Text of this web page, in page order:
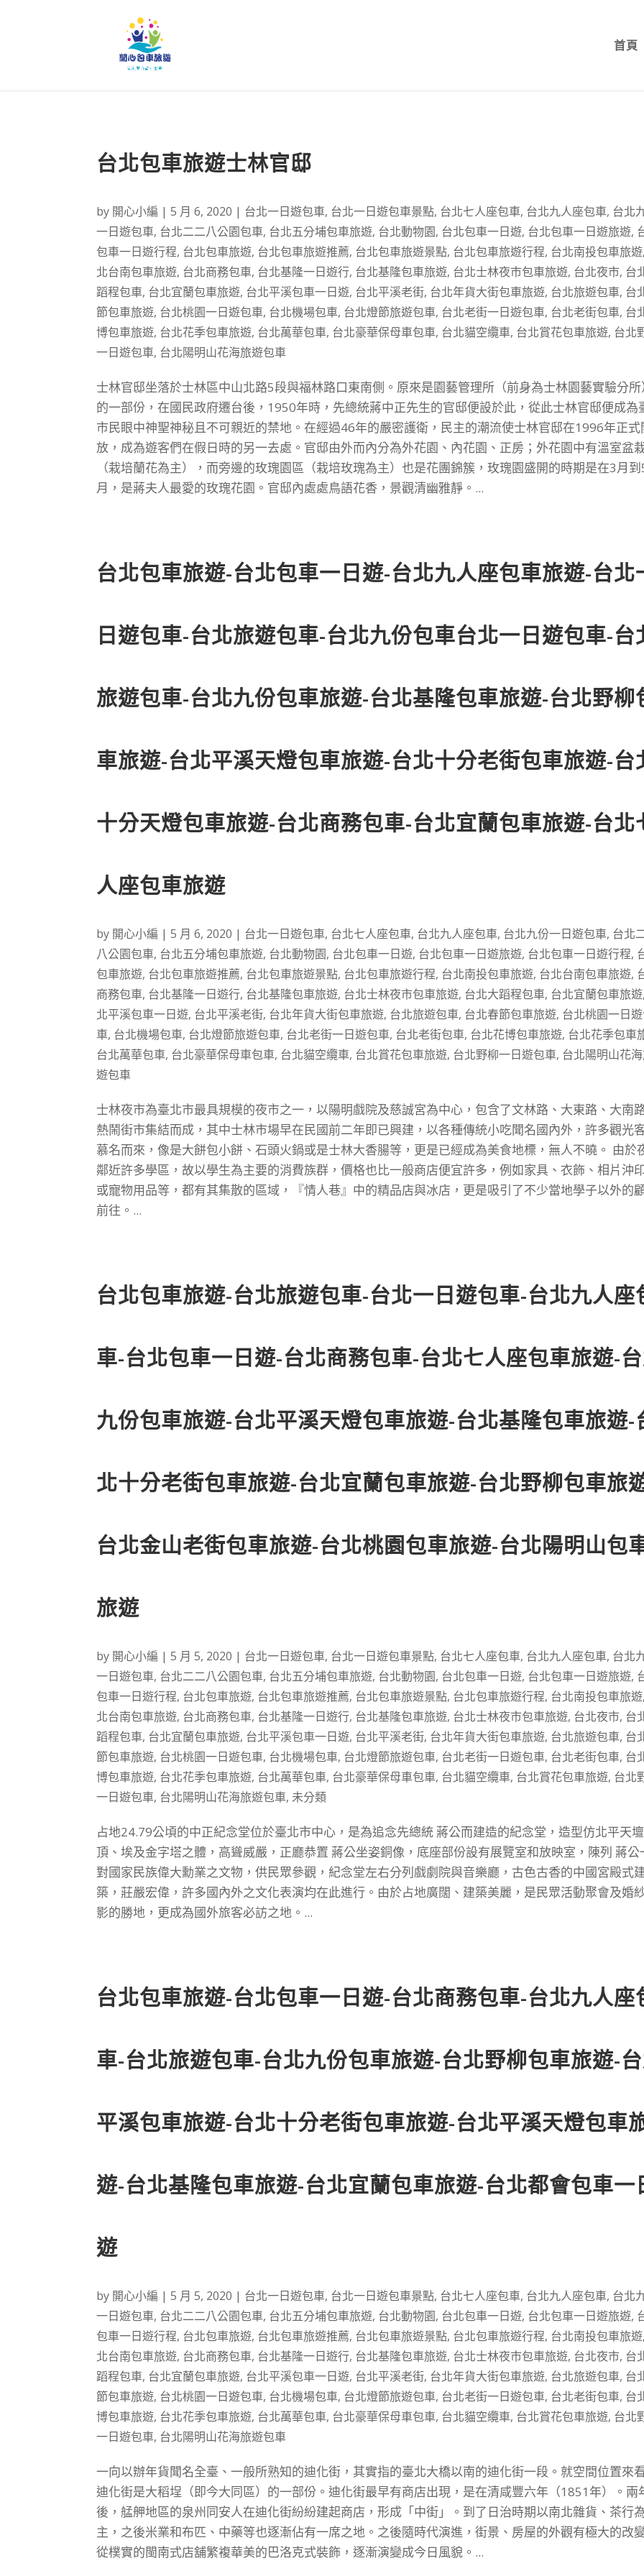
首頁
台北包車旅遊士林官邸
by 開心小編 |5 月 6, 2020 | 台北一日遊包車, 台北一日遊包車景點, 台北七人座包車, 台北九人座包車, 台北
一日遊包車, 台北二二八公園包車, 台北五分埔包車旅遊, 台北動物園, 台北包車一日遊, 台北包車一日遊旅遊,
包車一日遊行程, 台北包車旅遊, 台北包車旅遊推薦, 台北包車旅遊景點, 台北包車旅遊行程, 台北南投包車旅遊,
北台南包車旅遊, 台北商務包車, 台北基隆一日遊行, 台北基隆包車旅遊, 台北士林夜市包車旅遊, 台北夜市, 台
蹈程包車, 台北宜蘭包車旅遊, 台北平溪包車一日遊, 台北平溪老街, 台北年貨大街包車旅遊, 台北旅遊包車, 台
節包車旅遊, 台北桃園一日遊包車, 台北機場包車, 台北燈節旅遊包車, 台北老街一日遊包車, 台北老街包車, 台
博包車旅遊, 台北花季包車旅遊, 台北萬華包車, 台北豪華保母車包車, 台北貓空纜車, 台北賞花包車旅遊, 台北
一日遊包車, 台北陽明山花海旅遊包車
士林官邸坐落於士林區中山北路5段與福林路口東南側。原來是園藝管理所（前身為士林園藝實驗分所
的一部份，在國民政府遷台後，1950年時，先總統蔣中正先生的官邸便設於此，從此士林官邸便成為
市民眼中神聖神秘且不可親近的禁地。在經過46年的嚴密護衛，民主的潮流使士林官邸在1996年正式
放，成為遊客們在假日時的另一去處。官邸由外而內分為外花園、內花園、正房；外花園中有溫室盆
（栽培蘭花為主），而旁邊的玫瑰園區（栽培玫瑰為主）也是花團錦簇，玫瑰園盛開的時期是在3月到
月，是蔣夫人最愛的玫瑰花園。官邸內處處鳥語花香，景觀清幽雅靜。...
台北包車旅遊-台北包車一日遊-台北九人座包車旅遊-台北
日遊包車-台北旅遊包車-台北九份包車台北一日遊包車-台
旅遊包車-台北九份包車旅遊-台北基隆包車旅遊-台北野柳
車旅遊-台北平溪天燈包車旅遊-台北十分老街包車旅遊-台
十分天燈包車旅遊-台北商務包車-台北宜蘭包車旅遊-台北
人座包車旅遊
by 開心小編 |5 月 6, 2020 | 台北一日遊包車, 台北七人座包車, 台北九人座包車, 台北九份一日遊包車, 台北
八公園包車, 台北五分埔包車旅遊, 台北動物園, 台北包車一日遊, 台北包車一日遊旅遊, 台北包車一日遊行程,
包車旅遊, 台北包車旅遊推薦, 台北包車旅遊景點, 台北包車旅遊行程, 台北南投包車旅遊, 台北台南包車旅遊,
商務包車, 台北基隆一日遊行, 台北基隆包車旅遊, 台北士林夜市包車旅遊, 台北大蹈程包車, 台北宜蘭包車旅遊,
北平溪包車一日遊, 台北平溪老街, 台北年貨大街包車旅遊, 台北旅遊包車, 台北春節包車旅遊, 台北桃園一日
車, 台北機場包車, 台北燈節旅遊包車, 台北老街一日遊包車, 台北老街包車, 台北花博包車旅遊, 台北花季包車
台北萬華包車, 台北豪華保母車包車, 台北貓空纜車, 台北賞花包車旅遊, 台北野柳一日遊包車, 台北陽明山花
遊包車
士林夜市為臺北市最具規模的夜市之一，以陽明戲院及慈誠宮為中心，包含了文林路、大東路、大南
熱鬧街市集結而成，其中士林市場早在民國前二年即已興建，以各種傳統小吃聞名國內外，許多觀光
慕名而來，像是大餅包小餅、石頭火鍋或是士林大香腸等，更是已經成為美食地標，無人不曉。 由於
鄰近許多學區，故以學生為主要的消費族群，價格也比一般商店便宜許多，例如家具、衣飾、相片沖
或寵物用品等，都有其集散的區域，『情人巷』中的精品店與冰店，更是吸引了不少當地學子以外的
前往。...
台北包車旅遊-台北旅遊包車-台北一日遊包車-台北九人座
車-台北包車一日遊-台北商務包車-台北七人座包車旅遊-
九份包車旅遊-台北平溪天燈包車旅遊-台北基隆包車旅遊-
北十分老街包車旅遊-台北宜蘭包車旅遊-台北野柳包車旅
台北金山老街包車旅遊-台北桃園包車旅遊-台北陽明山包
旅遊
by 開心小編 |5 月 5, 2020 | 台北一日遊包車, 台北一日遊包車景點, 台北七人座包車, 台北九人座包車, 台北
一日遊包車, 台北二二八公園包車, 台北五分埔包車旅遊, 台北動物園, 台北包車一日遊, 台北包車一日遊旅遊,
包車一日遊行程, 台北包車旅遊, 台北包車旅遊推薦, 台北包車旅遊景點, 台北包車旅遊行程, 台北南投包車旅遊,
北台南包車旅遊, 台北商務包車, 台北基隆一日遊行, 台北基隆包車旅遊, 台北士林夜市包車旅遊, 台北夜市, 台
蹈程包車, 台北宜蘭包車旅遊, 台北平溪包車一日遊, 台北平溪老街, 台北年貨大街包車旅遊, 台北旅遊包車, 台
節包車旅遊, 台北桃園一日遊包車, 台北機場包車, 台北燈節旅遊包車, 台北老街一日遊包車, 台北老街包車, 台
博包車旅遊, 台北花季包車旅遊, 台北萬華包車, 台北豪華保母車包車, 台北貓空纜車, 台北賞花包車旅遊, 台北
一日遊包車, 台北陽明山花海旅遊包車,未分類
占地24.79公頃的中正紀念堂位於臺北市中心，是為追念先總統 蔣公而建造的紀念堂，造型仿北平天
頂、埃及金字塔之體，高聳威嚴，正廳恭置 蔣公坐姿銅像，底座部份設有展覽室和放映室，陳列 蔣公
對國家民族偉大勳業之文物，供民眾參觀，紀念堂左右分列戲劇院與音樂廳，古色古香的中國宮殿式
築，莊嚴宏偉，許多國內外之文化表演均在此進行。由於占地廣闊、建築美麗，是民眾活動聚會及婚
影的勝地，更成為國外旅客必訪之地。...
台北包車旅遊-台北包車一日遊-台北商務包車-台北九人座
車-台北旅遊包車-台北九份包車旅遊-台北野柳包車旅遊-
平溪包車旅遊-台北十分老街包車旅遊-台北平溪天燈包車
遊-台北基隆包車旅遊-台北宜蘭包車旅遊-台北都會包車一
遊
by 開心小編 |5 月 5, 2020 | 台北一日遊包車, 台北一日遊包車景點, 台北七人座包車, 台北九人座包車, 台北
一日遊包車, 台北二二八公園包車, 台北五分埔包車旅遊, 台北動物園, 台北包車一日遊, 台北包車一日遊旅遊,
包車一日遊行程, 台北包車旅遊, 台北包車旅遊推薦, 台北包車旅遊景點, 台北包車旅遊行程, 台北南投包車旅遊,
北台南包車旅遊, 台北商務包車, 台北基隆一日遊行, 台北基隆包車旅遊, 台北士林夜市包車旅遊, 台北夜市, 台
蹈程包車, 台北宜蘭包車旅遊, 台北平溪包車一日遊, 台北平溪老街, 台北年貨大街包車旅遊, 台北旅遊包車, 台
節包車旅遊, 台北桃園一日遊包車, 台北機場包車, 台北燈節旅遊包車, 台北老街一日遊包車, 台北老街包車, 台
博包車旅遊, 台北花季包車旅遊, 台北萬華包車, 台北豪華保母車包車, 台北貓空纜車, 台北賞花包車旅遊, 台北
一日遊包車, 台北陽明山花海旅遊包車
一向以辦年貨聞名全臺、一般所熟知的迪化街，其實指的臺北大橋以南的迪化街一段。就空間位置來
迪化街是大稻埕（即今大同區）的一部份。迪化街最早有商店出現，是在清咸豐六年（1851年）。兩
後，艋舺地區的泉州同安人在迪化街紛紛建起商店，形成「中街」。到了日治時期以南北雜貨、茶行
主，之後米業和布匹、中藥等也逐漸佔有一席之地。之後隨時代演進，街景、房屋的外觀有極大的改
從樸實的閩南式店舖繁複華美的巴洛克式裝飾，逐漸演變成今日風貌。...